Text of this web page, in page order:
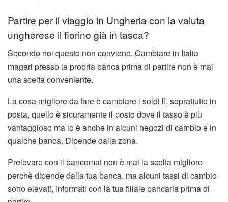
Partire per il viaggio in Ungheria con la valuta
ungherese il fiorino già in tasca?
Secondo noi questo non conviene. Cambiare in Italia
magari presso la propria banca prima di partire non è mai
una scelta conveniente.
La cosa migliore da fare è cambiare i soldi lì, soprattutto in
posta, quello è sicuramente il posto dove il tasso è più
vantaggioso ma lo è anche in alcuni negozi di cambio e in
qualche banca. Dipende dalla zona.
Prelevare con il bancomat non è mai la scelta migliore
perchè dipende dalla tua banca, ma alcuni tassi di cambio
sono elevati, informati con la tua filiale bancaria prima di